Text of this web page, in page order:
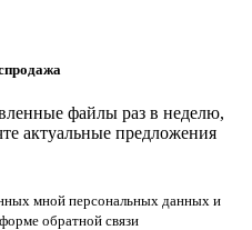
файлы раз в неделю,
актуальные предложения
мной персональных данных и
обратной связи